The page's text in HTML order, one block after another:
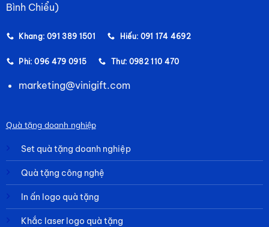
Bình Chiểu)
Khang: 091 389 1501 Hiếu: 091 174 4692
Phi: 096 479 0915 Thư: 0982 110 470
marketing@vinigift.com
Quà tặng doanh nghiệp
Set quà tặng doanh nghiệp
Quà tặng công nghệ
In ấn logo quà tặng
Khắc laser logo quà tặng